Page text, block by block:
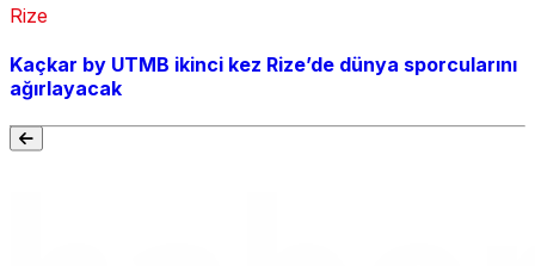
Rize
Kaçkar by UTMB ikinci kez Rize’de dünya sporcularını
ağırlayacak